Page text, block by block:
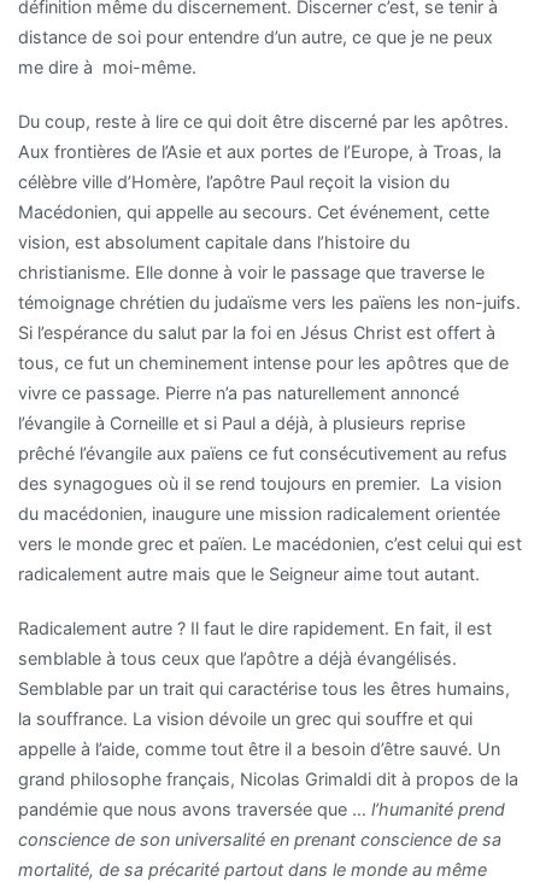
définition même du discernement. Discerner c’est, se tenir à
distance de soi pour entendre d’un autre, ce que je ne peux
me dire à moi-même.
Du coup, reste à lire ce qui doit être discerné par les apôtres.
Aux frontières de l’Asie et aux portes de l’Europe, à Troas, la
célèbre ville d’Homère, l’apôtre Paul reçoit la vision du
Macédonien, qui appelle au secours. Cet événement, cette
vision, est absolument capitale dans l’histoire du
christianisme. Elle donne à voir le passage que traverse le
témoignage chrétien du judaïsme vers les païens les non-juifs.
Si l’espérance du salut par la foi en Jésus Christ est offert à
tous, ce fut un cheminement intense pour les apôtres que de
vivre ce passage. Pierre n’a pas naturellement annoncé
l’évangile à Corneille et si Paul a déjà, à plusieurs reprise
prêché l’évangile aux païens ce fut consécutivement au refus
des synagogues où il se rend toujours en premier. La vision
du macédonien, inaugure une mission radicalement orientée
vers le monde grec et païen. Le macédonien, c’est celui qui est
radicalement autre mais que le Seigneur aime tout autant.
Radicalement autre ? Il faut le dire rapidement. En fait, il est
semblable à tous ceux que l’apôtre a déjà évangélisés.
Semblable par un trait qui caractérise tous les êtres humains,
la souffrance. La vision dévoile un grec qui souffre et qui
appelle à l’aide, comme tout être il a besoin d’être sauvé. Un
grand philosophe français, Nicolas Grimaldi dit à propos de la
pandémie que nous avons traversée que … l’humanité prend
conscience de son universalité en prenant conscience de sa
mortalité, de sa précarité partout dans le monde au même